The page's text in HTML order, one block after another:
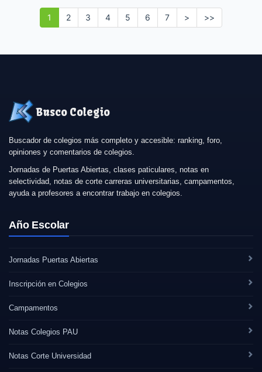
1 2 3 4 5 6 7 > >>
Busco Colegio
Buscador de colegios más completo y accesible: ranking, foro,
opiniones y comentarios de colegios.
Jornadas de Puertas Abiertas, clases paticulares, notas en
selectividad, notas de corte carreras universitarias, campamentos,
ayuda a profesores a encontrar trabajo en colegios.
Año Escolar
Jornadas Puertas Abiertas
Inscripción en Colegios
Campamentos
Notas Colegios PAU
Notas Corte Universidad